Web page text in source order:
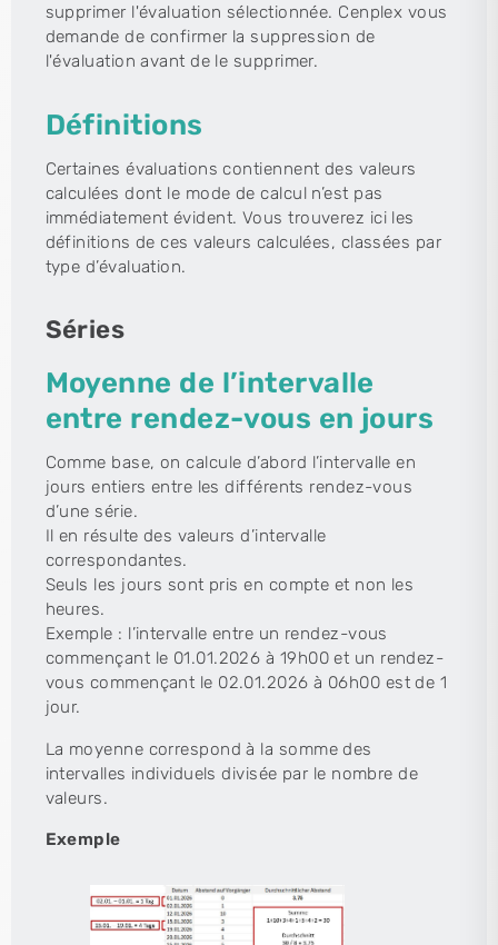
supprimer l'évaluation sélectionnée. Cenplex vous
demande de confirmer la suppression de
l'évaluation avant de le supprimer.
Définitions
Certaines évaluations contiennent des valeurs
calculées dont le mode de calcul n’est pas
immédiatement évident. Vous trouverez ici les
définitions de ces valeurs calculées, classées par
type d’évaluation.
Séries
Moyenne de l’intervalle
entre rendez-vous en jours
Comme base, on calcule d’abord l’intervalle en
jours entiers entre les différents rendez-vous
d’une série.
Il en résulte des valeurs d’intervalle
correspondantes.
Seuls les jours sont pris en compte et non les
heures.
Exemple : l’intervalle entre un rendez-vous
commençant le 01.01.2026 à 19h00 et un rendez-
vous commençant le 02.01.2026 à 06h00 est de 1
jour.
La moyenne correspond à la somme des
intervalles individuels divisée par le nombre de
valeurs.
Exemple